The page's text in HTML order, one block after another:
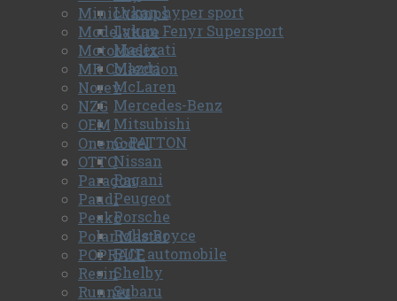
Lykan hyper sport
Lykan Fenyr Supersport
Maserati
Mazda
McLaren
Mercedes-Benz
Mitsubishi
G-PATTON
Nissan
Pagani
Peugeot
Porsche
Rolls Royce
RUF automobile
Shelby
Subaru
Minichamps
Modelature
Motorhelix
MR Collection
Norev
NZG
OEM
Onemodel
OTTO
Paragon
Paudi
Peako
Polar Master
POPRACE
Resin
Runner